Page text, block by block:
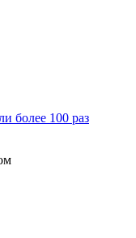
более 100 раз